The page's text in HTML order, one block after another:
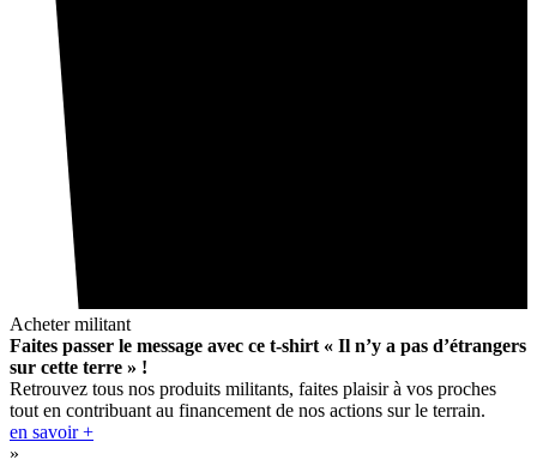
Acheter militant
Faites passer le message avec ce t-shirt « Il n’y a pas d’étrangers
sur cette terre » !
Retrouvez tous nos produits militants, faites plaisir à vos proches
tout en contribuant au financement de nos actions sur le terrain.
en savoir +
»